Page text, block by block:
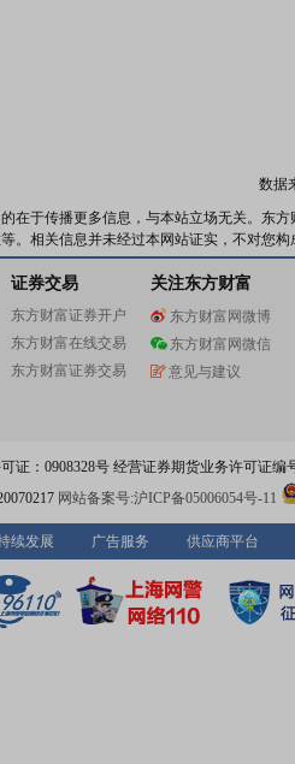
数据
在于传播更多信息，与本站立场无关。东
。相关信息并未经过本网站证实，不对您
证券交易
东方财富证券开户
东方财富在线交易
东方财富证券交易
关注东方财富
东方财富网微博
东方财富网微信
意见与建议
证：0908328号 经营证券期货业务许可证编
网站备案号:沪ICP备05006054号-11
续发展 广告服务 供应商平台